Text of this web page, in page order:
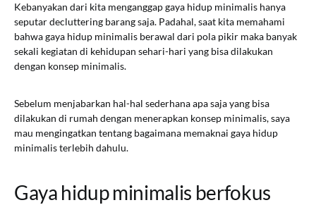
Kebanyakan dari kita menganggap gaya hidup minimalis hanya
seputar decluttering barang saja. Padahal, saat kita memahami
bahwa gaya hidup minimalis berawal dari pola pikir maka banyak
sekali kegiatan di kehidupan sehari-hari yang bisa dilakukan
dengan konsep minimalis.
Sebelum menjabarkan hal-hal sederhana apa saja yang bisa
dilakukan di rumah dengan menerapkan konsep minimalis, saya
mau mengingatkan tentang bagaimana memaknai gaya hidup
minimalis terlebih dahulu.
Gaya hidup minimalis berfokus